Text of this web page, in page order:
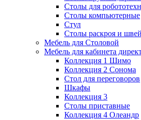
Столы для
Столы компьютерные
Стул
Столы раскроя и
Мебель для Столовой
Мебель для кабинета
Коллекция 1 Шимо
Коллекция 2 Сонома
Стол для переговоров
Шкафы
Коллекция 3
Столы приставные
Коллекция 4 Олеандр